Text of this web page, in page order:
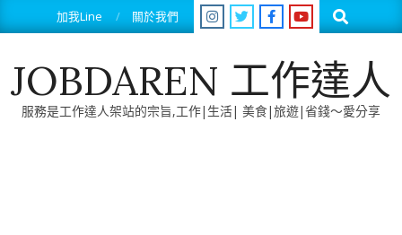
to
加我Line 關於我們 Search
JOBDAREN 工作達人
服務是工作達人架站的宗旨,工作|生活| 美食|旅遊|省錢～愛分享